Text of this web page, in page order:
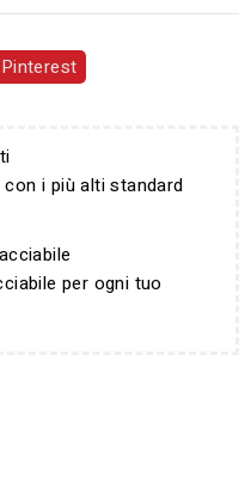
Pinterest
i più alti standard
per ogni tuo